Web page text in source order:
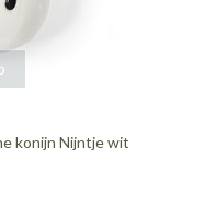
konijn Nijntje wit